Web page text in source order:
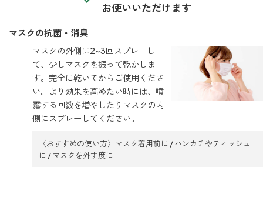
お使いいただけます
マスクの抗菌・消臭
マスクの外側に2~3回スプレーし
て、少しマスクを振って乾かしま
す。完全に乾いてからご使用くださ
い。より効果を高めたい時には、噴
霧する回数を増やしたりマスクの内
側にスプレーしてください。
〈おすすめの使い方〉マスク着用前に / ハンカチやティッシュ
に / マスクを外す度に